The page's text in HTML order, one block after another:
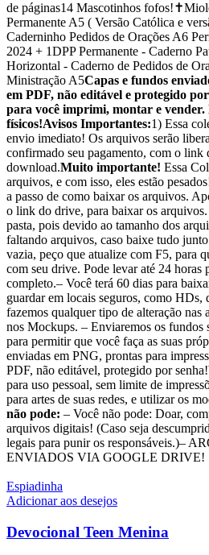
de páginas14 Mascotinhos
Permanente A5 ( Versão Católica e
Caderninho Pedidos de Orações A6
2024 + 1DPP Permanente - Caderno
Horizontal - Caderno de Pedidos de
Ministração A5Capas e fundos
em PDF, não editável e protegido
para você imprimi, montar e vender.
físicos!Avisos Importantes:1) Essa
envio imediato! Os arquivos serão
confirmado seu pagamento, com o link
download.Muito importante! Essa
arquivos, e com isso, eles estão
a passo de como baixar os arquivos.
o link do drive, para baixar os
pasta, pois devido ao tamanho dos
faltando arquivos, caso baixe tudo
vazia, peço que atualize com F5, para
com seu drive. Pode levar até 24 horas
completo.– Você terá 60 dias para
guardar em locais seguros, como HDs,
fazemos qualquer tipo de alteração nas
nos Mockups. – Enviaremos os fundos
para permitir que você faça as suas
enviadas em PNG, prontas para
PDF, não editável, protegido por senha!
para uso pessoal, sem limite de
para artes de suas redes, e utilizar os
não pode: – Você não pode: Doar,
arquivos digitais! (Caso seja
legais para punir os responsáveis.)–
ENVIADOS VIA GOOGLE DRIVE!
Espiadinha
Adicionar aos desejos
Devocional Teen Menina